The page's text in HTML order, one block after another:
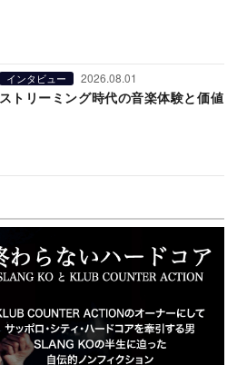
インタビュー 2026.08.01
ストリーミング時代の音楽体験と価値